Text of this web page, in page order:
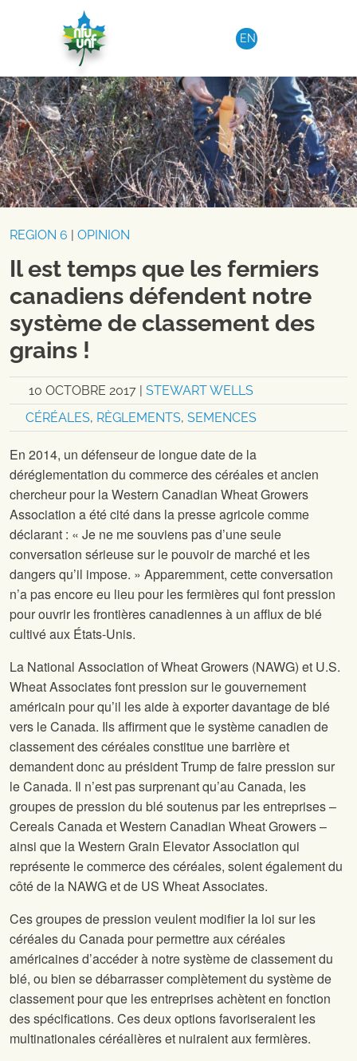
Aller au contenu
EN
REGION 6 OPINION
Il est temps que les fermiers
canadiens défendent notre
système de classement des
grains !
10 OCTOBRE 2017
STEWART WELLS
CÉRÉALES, RÈGLEMENTS, SEMENCES
En 2014, un défenseur de longue date de la
déréglementation du commerce des céréales et ancien
chercheur pour la Western Canadian Wheat Growers
Association a été cité dans la presse agricole comme
déclarant : « Je ne me souviens pas d’une seule
conversation sérieuse sur le pouvoir de marché et les
dangers qu’il impose. » Apparemment, cette conversation
n’a pas encore eu lieu pour les fermières qui font pression
pour ouvrir les frontières canadiennes à un afflux de blé
cultivé aux États-Unis.
La National Association of Wheat Growers (NAWG) et U.S.
Wheat Associates font pression sur le gouvernement
américain pour qu’il les aide à exporter davantage de blé
vers le Canada. Ils affirment que le système canadien de
classement des céréales constitue une barrière et
demandent donc au président Trump de faire pression sur
le Canada. Il n’est pas surprenant qu’au Canada, les
groupes de pression du blé soutenus par les entreprises –
Cereals Canada et Western Canadian Wheat Growers –
ainsi que la Western Grain Elevator Association qui
représente le commerce des céréales, soient également du
côté de la NAWG et de US Wheat Associates.
Ces groupes de pression veulent modifier la loi sur les
céréales du Canada pour permettre aux céréales
américaines d’accéder à notre système de classement du
blé, ou bien se débarrasser complètement du système de
classement pour que les entreprises achètent en fonction
des spécifications. Ces deux options favoriseraient les
multinationales céréalières et nuiraient aux fermières.